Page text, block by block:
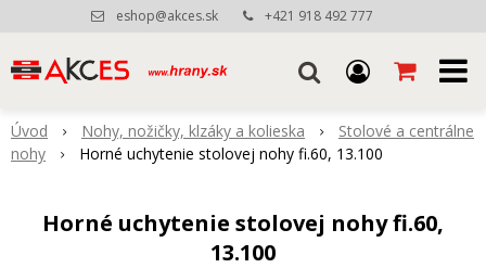
eshop@akces.sk +421 918 492 777
Úvod Nohy, nožičky, klzáky a kolieska
Stolové a centrálne
nohy
Horné uchytenie stolovej nohy fi.60, 13.100
Horné uchytenie stolovej nohy fi.60,
13.100